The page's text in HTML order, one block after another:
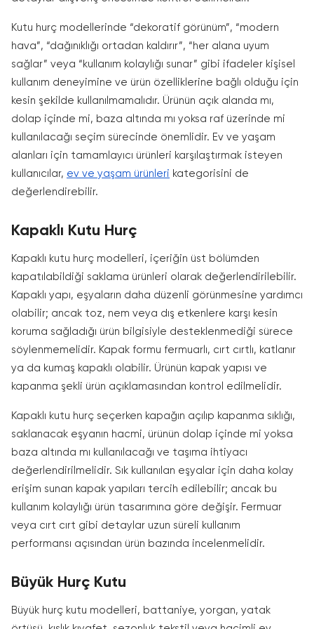
Kutu hurç modellerinde “dekoratif görünüm”, “modern
hava”, “dağınıklığı ortadan kaldırır”, “her alana uyum
sağlar” veya “kullanım kolaylığı sunar” gibi ifadeler kişisel
kullanım deneyimine ve ürün özelliklerine bağlı olduğu için
kesin şekilde kullanılmamalıdır. Ürünün açık alanda mı,
dolap içinde mi, baza altında mı yoksa raf üzerinde mi
kullanılacağı seçim sürecinde önemlidir. Ev ve yaşam
alanları için tamamlayıcı ürünleri karşılaştırmak isteyen
kullanıcılar, ev ve yaşam ürünleri kategorisini de
değerlendirebilir.
Kapaklı Kutu Hurç
Kapaklı kutu hurç modelleri, içeriğin üst bölümden
kapatılabildiği saklama ürünleri olarak değerlendirilebilir.
Kapaklı yapı, eşyaların daha düzenli görünmesine yardımcı
olabilir; ancak toz, nem veya dış etkenlere karşı kesin
koruma sağladığı ürün bilgisiyle desteklenmediği sürece
söylenmemelidir. Kapak formu fermuarlı, cırt cırtlı, katlanır
ya da kumaş kapaklı olabilir. Ürünün kapak yapısı ve
kapanma şekli ürün açıklamasından kontrol edilmelidir.
Kapaklı kutu hurç seçerken kapağın açılıp kapanma sıklığı,
saklanacak eşyanın hacmi, ürünün dolap içinde mi yoksa
baza altında mı kullanılacağı ve taşıma ihtiyacı
değerlendirilmelidir. Sık kullanılan eşyalar için daha kolay
erişim sunan kapak yapıları tercih edilebilir; ancak bu
kullanım kolaylığı ürün tasarımına göre değişir. Fermuar
veya cırt cırt gibi detaylar uzun süreli kullanım
performansı açısından ürün bazında incelenmelidir.
Büyük Hurç Kutu
Büyük hurç kutu modelleri, battaniye, yorgan, yatak